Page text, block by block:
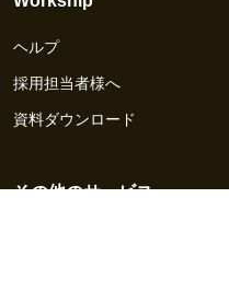
ヘルプ
採用担当者様へ
資料ダウンロード
その他のサービス